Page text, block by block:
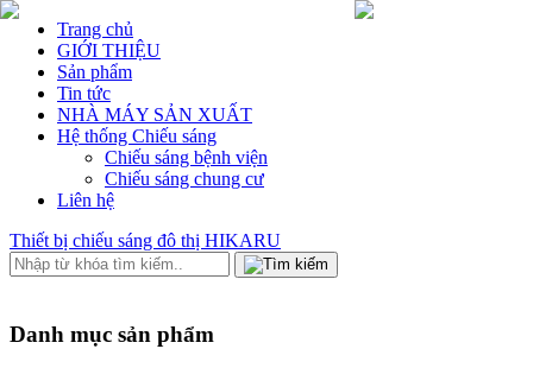
Trang chủ
GIỚI THIỆU
Sản phẩm
Tin tức
NHÀ MÁY SẢN XUẤT
Hệ thống Chiếu sáng
Chiếu sáng bệnh viện
Chiếu sáng chung cư
Liên hệ
Thiết bị chiếu sáng đô thị HIKARU
Danh mục sản phẩm